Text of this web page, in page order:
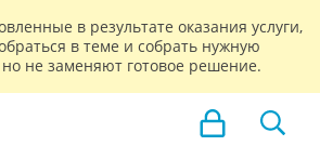
в результате оказания услуги,
в теме и собрать нужную
не заменяют готовое решение.